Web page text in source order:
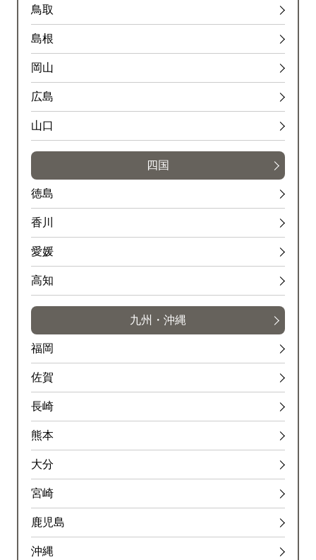
鳥取
島根
岡山
広島
山口
四国
徳島
香川
愛媛
高知
九州・沖縄
福岡
佐賀
長崎
熊本
大分
宮崎
鹿児島
沖縄